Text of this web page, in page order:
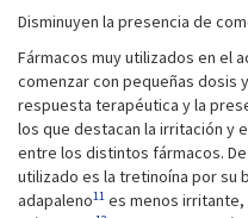
Disminuyen la presencia de
Fármacos muy utilizados en el
comenzar con pequeñas dosis
respuesta terapéutica y la
los que destacan la irritación y
entre los distintos fármacos.
utilizado es la tretinoína por su
adapaleno11 es menos irritante,